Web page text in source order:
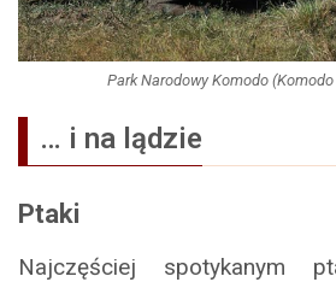
Park Narodowy Komodo
… i na lądzie
Ptaki
Najczęściej spotykanym